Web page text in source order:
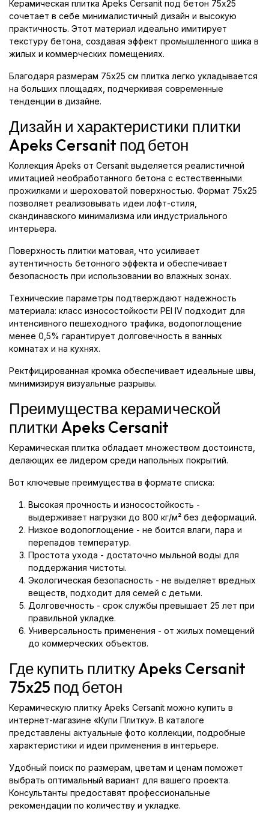
Керамическая плитка Apeks Cersanit под бетон 75x25
сочетает в себе минималистичный дизайн и высокую
практичность. Этот материал идеально имитирует
текстуру бетона, создавая эффект промышленного шика в
жилых и коммерческих помещениях.
Благодаря размерам 75x25 см плитка легко укладывается
на больших площадях, подчеркивая современные
тенденции в дизайне.
Дизайн и характеристики плитки
Apeks Cersanit под бетон
Коллекция Apeks от Cersanit выделяется реалистичной
имитацией необработанного бетона с естественными
прожилками и шероховатой поверхностью. Формат 75x25
позволяет реализовывать идеи лофт-стиля,
скандинавского минимализма или индустриального
интерьера.
Поверхность плитки матовая, что усиливает
аутентичность бетонного эффекта и обеспечивает
безопасность при использовании во влажных зонах.
Технические параметры подтверждают надежность
материала: класс износостойкости PEI IV подходит для
интенсивного пешеходного трафика, водопоглощение
менее 0,5% гарантирует долговечность в ванных
комнатах и на кухнях.
Ректфицированная кромка обеспечивает идеальные швы,
минимизируя визуальные разрывы.
Преимущества керамической
плитки Apeks Cersanit
Керамическая плитка обладает множеством достоинств,
делающих ее лидером среди напольных покрытий.
Вот ключевые преимущества в формате списка:
Высокая прочность и износостойкость -
выдерживает нагрузки до 800 кг/м² без деформаций.
Низкое водопоглощение - не боится влаги, пара и
перепадов температур.
Простота ухода - достаточно мыльной воды для
поддержания чистоты.
Экологическая безопасность - не выделяет вредных
веществ, подходит для семей с детьми.
Долговечность - срок службы превышает 25 лет при
правильной укладке.
Универсальность применения - от жилых помещений
до коммерческих объектов.
Где купить плитку Apeks Cersanit
75x25 под бетон
Керамическую плитку Apeks Cersanit можно купить в
интернет-магазине «Купи Плитку». В каталоге
представлены актуальные фото коллекции, подробные
характеристики и идеи применения в интерьере.
Удобный поиск по размерам, цветам и ценам поможет
выбрать оптимальный вариант для вашего проекта.
Консультанты предоставят профессиональные
рекомендации по количеству и укладке.